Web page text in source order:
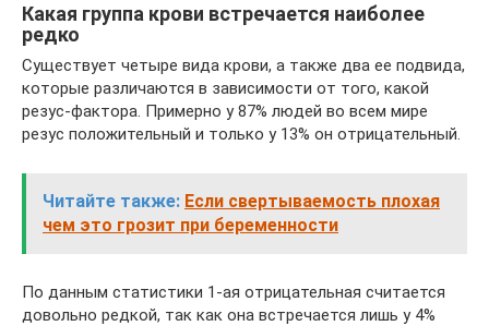
Какая группа крови встречается наиболее
редко
Существует четыре вида крови, а также два ее подвида,
которые различаются в зависимости от того, какой
резус-фактора. Примерно у 87% людей во всем мире
резус положительный и только у 13% он отрицательный.
Читайте также: Если свертываемость плохая
чем это грозит при беременности
По данным статистики 1-ая отрицательная считается
довольно редкой, так как она встречается лишь у 4%